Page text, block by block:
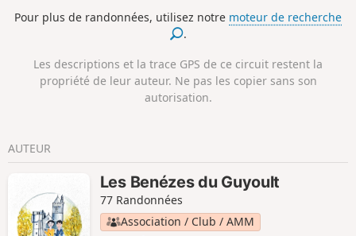
de Cancale.Ce circuit emprunte de nombreux chemins sur
terre et en sous-bois. Très agréable pendant la belle saison,
Pour plus de randonnées, utilisez notre moteur de recherche
.
Les descriptions et la trace GPS de ce circuit restent la
propriété de leur auteur. Ne pas les copier sans son
autorisation.
AUTEUR
Les Benézes du Guyoult
77 Randonnées
Association / Club / AMM